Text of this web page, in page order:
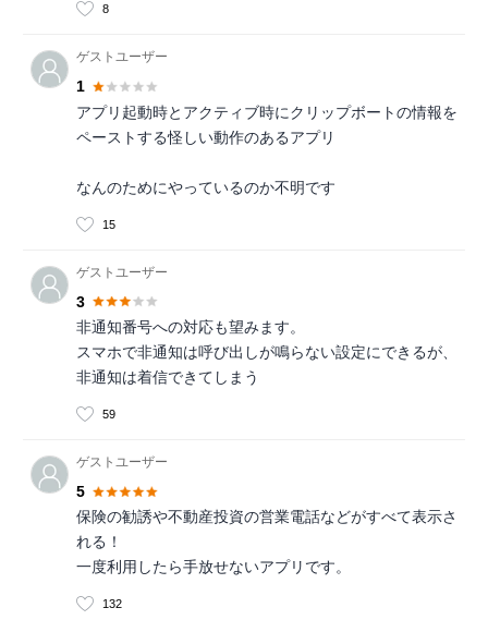
8
ゲストユーザー
1
アプリ起動時とアクティブ時にクリップボートの情報を
ペーストする怪しい動作のあるアプリ
なんのためにやっているのか不明です
15
ゲストユーザー
3
非通知番号への対応も望みます。
スマホで非通知は呼び出しが鳴らない設定にできるが、
非通知は着信できてしまう
59
ゲストユーザー
5
保険の勧誘や不動産投資の営業電話などがすべて表示さ
れる！
一度利用したら手放せないアプリです。
132